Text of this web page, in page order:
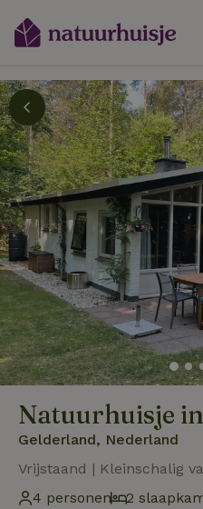
Natuurhuisje
Gelderland, Nederland
Vrijstaand | Kleinschalig
4 personen
2